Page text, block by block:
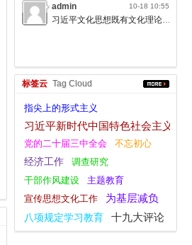
admin
10-18 10:55
习近平文化思想既有文化理论观点上的创新和突破，又有文化工作布局上的部署要求，标志着我们党对中国特色社会主义文化建设规律的认识达到了新高度，表明我们党的历史自信、文化自信达到了新高度。
标签云 Tag Cloud
指尖上的形式主义
习近平新时代中国特色社会主义思想
党的二十届三中全会
不忘初心
经济工作
调查研究
干部作风建设
主题教育
宣传思想文化工作
为基层减负
八项规定学习教育 十九大评论